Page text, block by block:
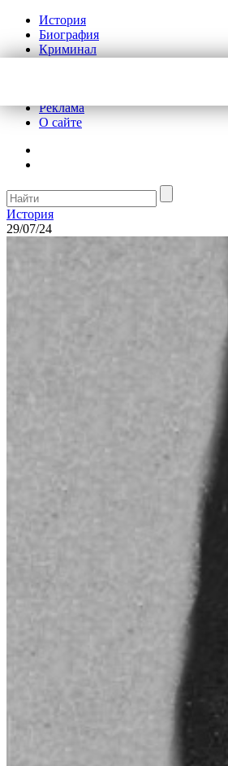
История
Биография
Криминал
Реклама
О сайте
История
29/07/24